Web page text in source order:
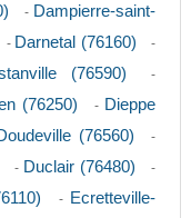
- Dampierre-saint-
- Darnetal (76160) -
(76590) -
(76250) - Dieppe
(76560) -
- Duclair (76480) -
- Ecretteville-